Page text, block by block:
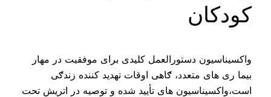
کودکان
واکسیناسیون دستورالعمل کلیدی برای موفقیت در مهار
بیما ری های متعدد، ګاهی اوقات تهدید کننده زندګی
است،واکسیناسیون های تأیید شده و توصیه در اتریش تحت